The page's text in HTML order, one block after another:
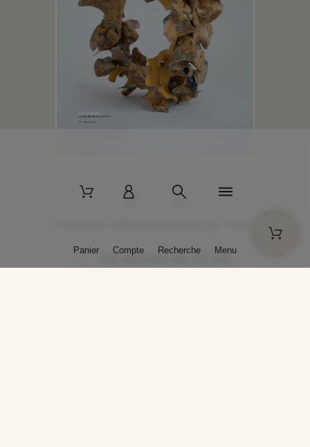
+33 (0)3 86 45 50 00
Panier Compte Recherche Menu